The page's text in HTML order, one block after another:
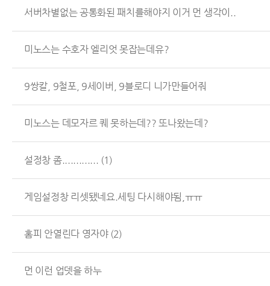
서버차별없는 공통화된 패치를해야지 이거 먼 생각이..
미노스는 수호자 엘리엇 못잡는데유?
9쌍칼, 9철포, 9세이버, 9블로디 니가만들어줘
미노스는 데모자르 퀘 못하는데?? 또나왔는데?
설정창 좀............. (1)
게임설정창 리셋됐네요.세팅 다시해야됨,ㅠㅠ
홈피 안열린다 영자야 (2)
먼 이런 업뎃을 하누